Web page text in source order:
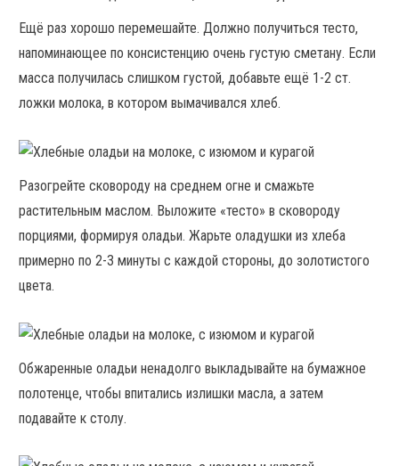
Ещё раз хорошо перемешайте. Должно получиться тесто,
напоминающее по консистенцию очень густую сметану. Если
масса получилась слишком густой, добавьте ещё 1-2 ст.
ложки молока, в котором вымачивался хлеб.
Разогрейте сковороду на среднем огне и смажьте
растительным маслом. Выложите «тесто» в сковороду
порциями, формируя оладьи. Жарьте оладушки из хлеба
примерно по 2-3 минуты с каждой стороны, до золотистого
цвета.
Обжаренные оладьи ненадолго выкладывайте на бумажное
полотенце, чтобы впитались излишки масла, а затем
подавайте к столу.